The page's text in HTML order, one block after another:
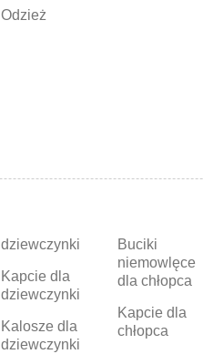
Odzież
dziewczynki
Kapcie dla
dziewczynki
Kalosze dla
dziewczynki
Buciki
niemowlęce
dla chłopca
Kapcie dla
chłopca